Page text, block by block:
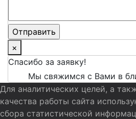
×
Спасибо за заявку!
Мы свяжимся с Вами в
Для аналитических целей, а
качества работы сайта
сбора статистической